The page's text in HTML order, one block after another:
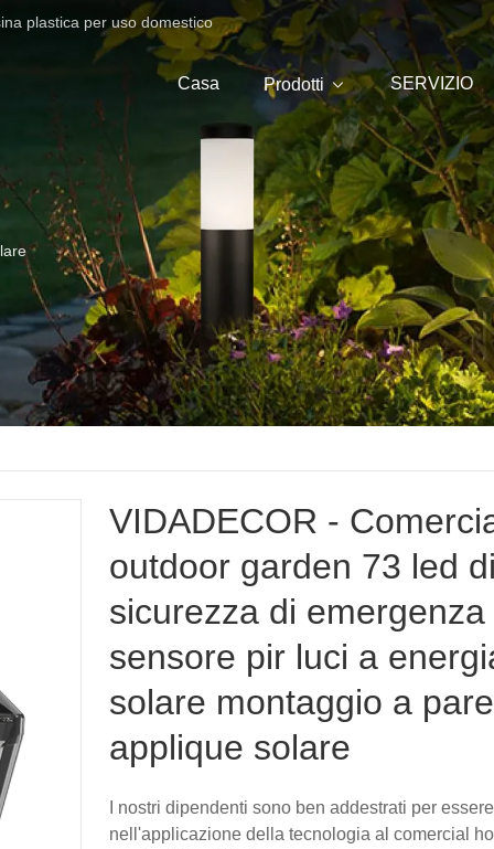
plastica per uso domestico
Casa Prodotti SERVIZIO
VIDADECOR -
outdoor garden 73 led di
sicurezza di emergenza
sensore pir luci a
solare montaggio a
applique solare
I nostri dipendenti sono ben addestrati per
nell'applicazione della tecnologia al comercial